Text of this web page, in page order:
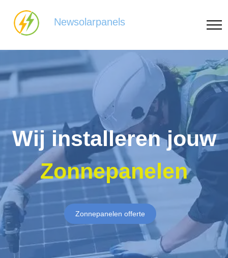
Newsolarpanels
Wij installeren jouw
Zonnepanelen
Zonnepanelen offerte